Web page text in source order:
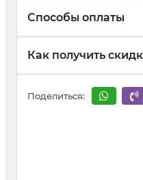
Способы оплаты
Как получить
Поделиться: